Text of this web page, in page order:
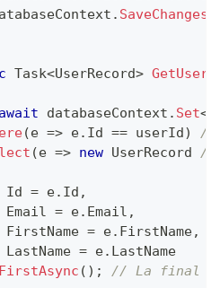
.
Task<UserRecord> GetUser
await databaseContext . Set<
(e => e. Id == userId)
//
(e => new UserRecord //
Id
= e. Id ,
Email
= e. Email ,
FirstName
= e. FirstName,
LastName
= e. LastName
FirstAsync ( ) ;
// La final